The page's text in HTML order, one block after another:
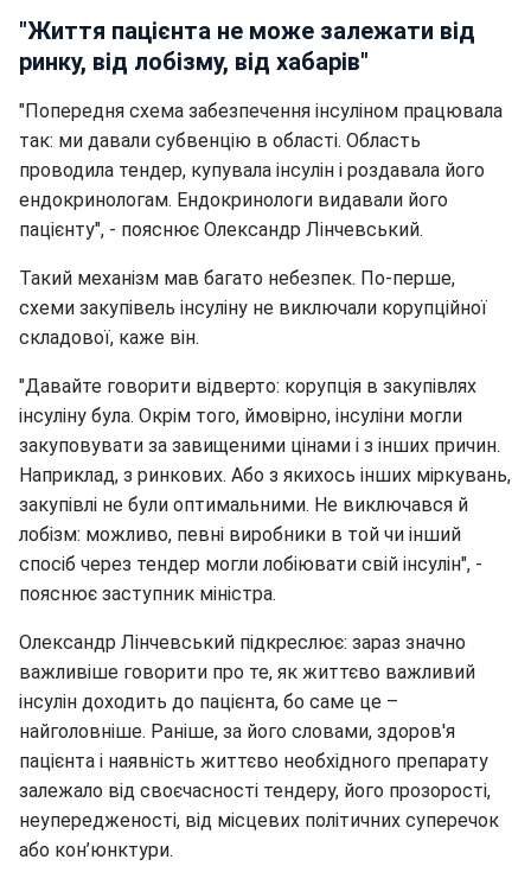
"Життя пацієнта не може залежати від
ринку, від лобізму, від хабарів"
"Попередня схема забезпечення інсуліном працювала
так: ми давали субвенцію в області. Область
проводила тендер, купувала інсулін і роздавала його
ендокринологам. Ендокринологи видавали його
пацієнту", - пояснює Олександр Лінчевський.
Такий механізм мав багато небезпек. По-перше,
схеми закупівель інсуліну не виключали корупційної
складової, каже він.
"Давайте говорити відверто: корупція в закупівлях
інсуліну була. Окрім того, ймовірно, інсуліни могли
закуповувати за завищеними цінами і з інших причин.
Наприклад, з ринкових. Або з якихось інших міркувань,
закупівлі не були оптимальними. Не виключався й
лобізм: можливо, певні виробники в той чи інший
спосіб через тендер могли лобіювати свій інсулін", -
пояснює заступник міністра.
Олександр Лінчевський підкреслює: зараз значно
важливіше говорити про те, як життєво важливий
інсулін доходить до пацієнта, бо саме це –
найголовніше. Раніше, за його словами, здоров'я
пацієнта і наявність життєво необхідного препарату
залежало від своєчасності тендеру, його прозорості,
неупередженості, від місцевих політичних суперечок
або кон’юнктури.